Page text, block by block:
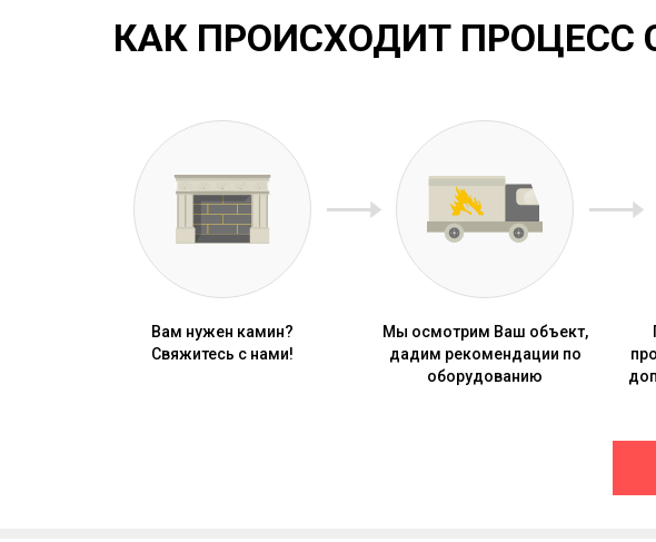
КАК ПРОИСХОДИТ ПРОЦЕСС
Вам нужен камин?
Свяжитесь с нами!
Мы осмотрим Ваш объект,
дадим рекомендации по
оборудованию